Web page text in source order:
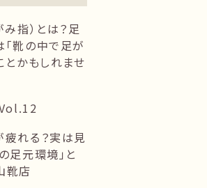
み指）とは？足
靴の中で足が
とかもしれませ
れる？実は見
足元環境」と
靴店